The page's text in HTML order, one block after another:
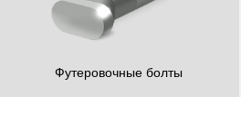
Футеровочные болты